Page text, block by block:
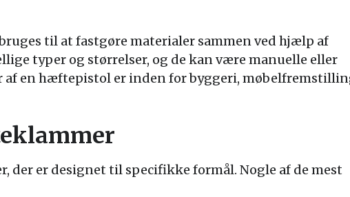
til at fastgøre materialer sammen ved hjælp af
typer og størrelser, og de kan være manuelle eller
af en hæftepistol er inden for byggeri,
er designet til specifikke formål. Nogle af de mest